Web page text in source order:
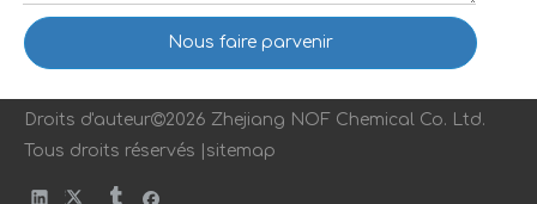
Nous faire parvenir
Droits d'auteur2026 Zhejiang NOF Chemical Co. Ltd.
Tous droits réservés | sitemap